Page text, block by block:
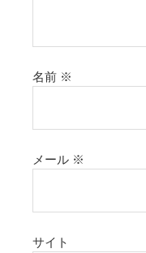
名前 ※
メール ※
サイト